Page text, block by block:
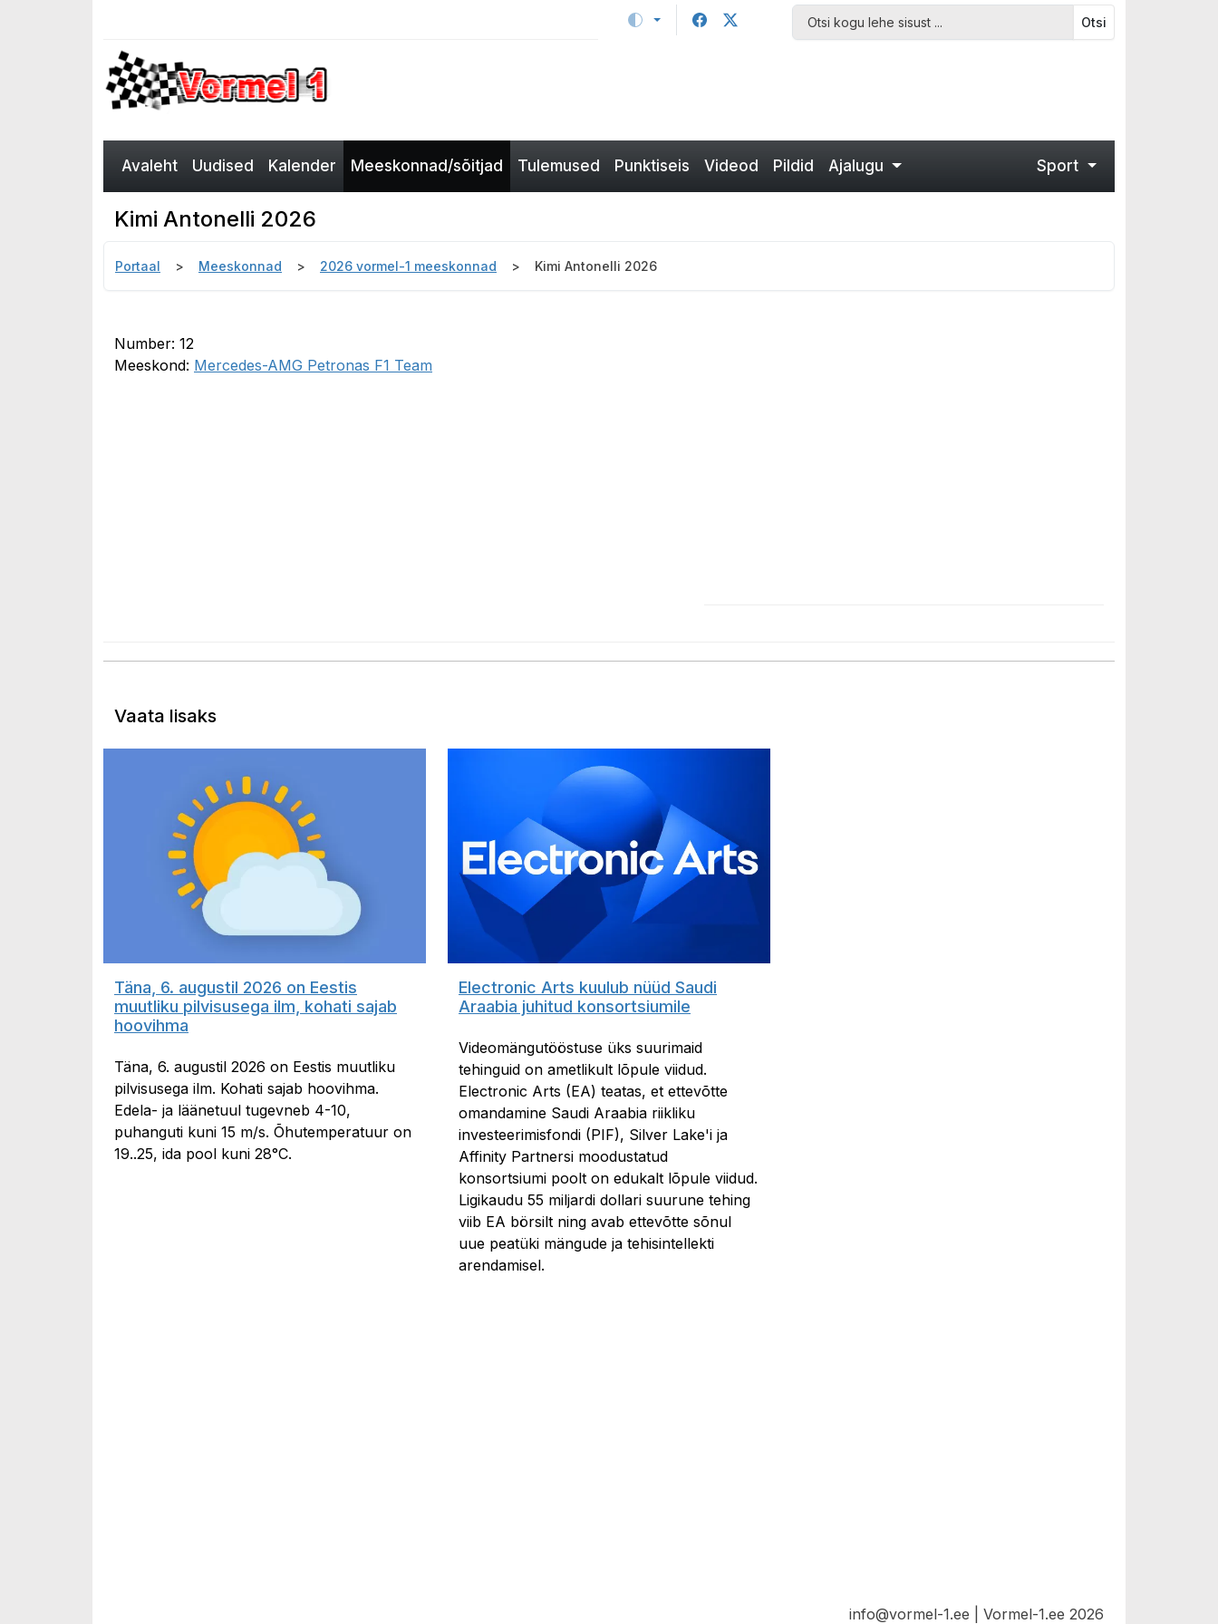
Otsi
Avaleht Uudised Kalender Meeskonnad/sõitjad Tulemused Punktiseis Videod Pildid Ajalugu Sport
Kimi Antonelli 2026
Portaal Meeskonnad 2026 vormel-1 meeskonnad Kimi Antonelli 2026
Number: 12
Meeskond: Mercedes-AMG Petronas F1 Team
Vaata lisaks
Täna, 6. augustil 2026 on Eestis
muutliku pilvisusega ilm, kohati sajab
hoovihma
Täna, 6. augustil 2026 on Eestis muutliku
pilvisusega ilm. Kohati sajab hoovihma.
Edela- ja läänetuul tugevneb 4-10,
puhanguti kuni 15 m/s. Õhutemperatuur on
19..25, ida pool kuni 28°C.
Electronic Arts kuulub nüüd Saudi
Araabia juhitud konsortsiumile
Videomängutööstuse üks suurimaid
tehinguid on ametlikult lõpule viidud.
Electronic Arts (EA) teatas, et ettevõtte
omandamine Saudi Araabia riikliku
investeerimisfondi (PIF), Silver Lake'i ja
Affinity Partnersi moodustatud
konsortsiumi poolt on edukalt lõpule viidud.
Ligikaudu 55 miljardi dollari suurune tehing
viib EA börsilt ning avab ettevõtte sõnul
uue peatüki mängude ja tehisintellekti
arendamisel.
info@vormel-1.ee | Vormel-1.ee 2026